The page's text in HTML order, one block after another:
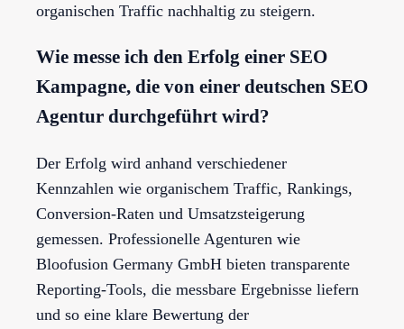
organischen Traffic nachhaltig zu steigern.
Wie messe ich den Erfolg einer SEO
Kampagne, die von einer deutschen SEO
Agentur durchgeführt wird?
Der Erfolg wird anhand verschiedener
Kennzahlen wie organischem Traffic, Rankings,
Conversion-Raten und Umsatzsteigerung
gemessen. Professionelle Agenturen wie
Bloofusion Germany GmbH bieten transparente
Reporting-Tools, die messbare Ergebnisse liefern
und so eine klare Bewertung der